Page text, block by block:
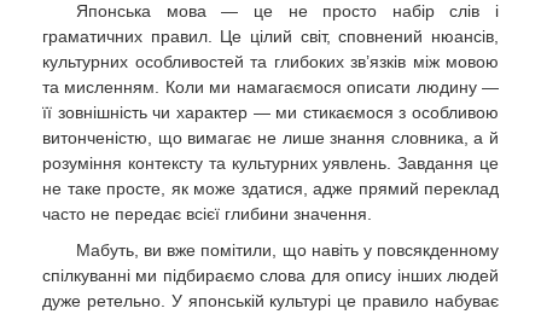
Японська мова — це не просто набір слів і
граматичних правил. Це цілий світ, сповнений нюансів,
культурних особливостей та глибоких зв’язків між мовою
та мисленням. Коли ми намагаємося описати людину —
її зовнішність чи характер — ми стикаємося з особливою
витонченістю, що вимагає не лише знання словника, а й
розуміння контексту та культурних уявлень. Завдання це
не таке просте, як може здатися, адже прямий переклад
часто не передає всієї глибини значення.
Мабуть, ви вже помітили, що навіть у повсякденному
спілкуванні ми підбираємо слова для опису інших людей
дуже ретельно. У японській культурі це правило набуває